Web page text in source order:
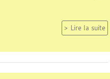
Lire la suite